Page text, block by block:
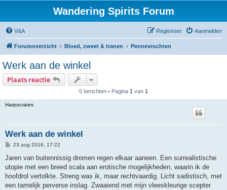
Wandering Spirits Forum
V&A Aanmelden
Registreer
Forumoverzicht Bloed, zweet & tranen Pennevruchten
Werk aan de winkel
Plaats reactie
5 berichten • Pagina 1 van 1
Harpocrates
Werk aan de winkel
B
r
c
h
23 aug 2016, 17:22
Jaren van buitennissig dromen regen elkaar aaneen. Een surrealistische
utopie met een breed scala aan erotische mogelijkheden, waarin ik de
hoofdrol vertolkte. Streng was ik, maar rechtvaardig. Licht sadistisch, met
een tamelijk perverse inslag. Zwaaiend met mijn vleeskleurige scepter